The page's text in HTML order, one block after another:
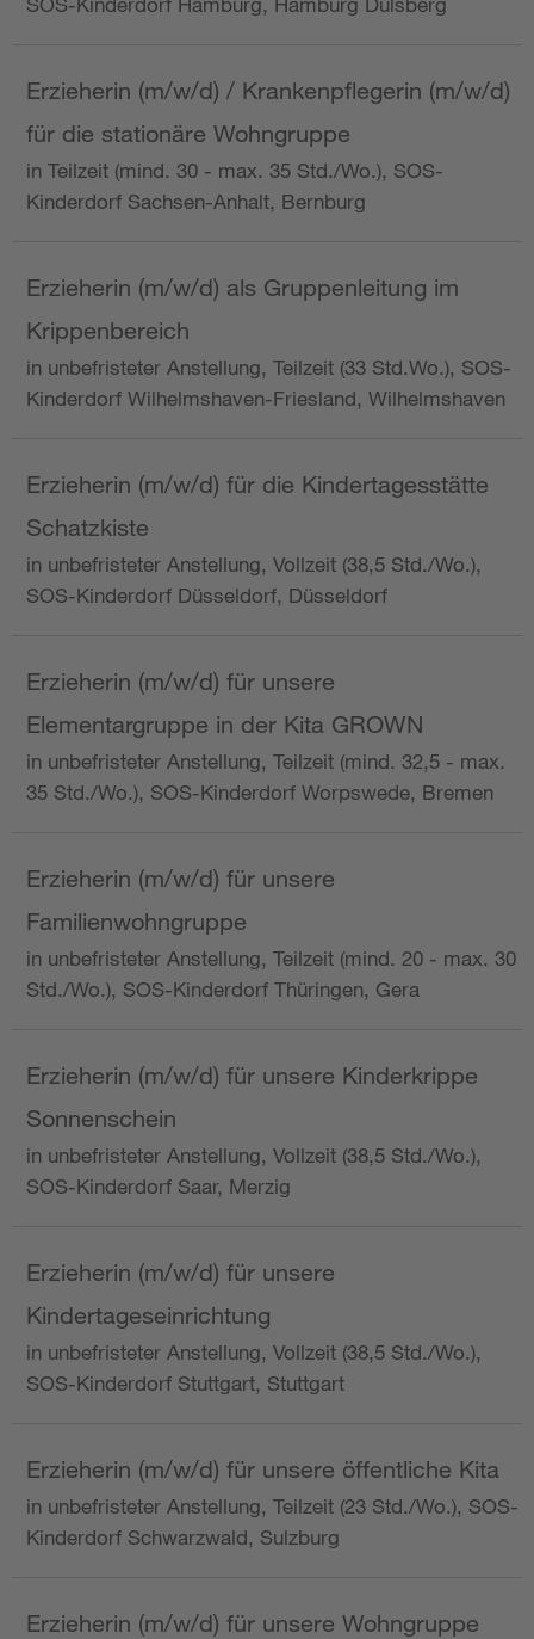
Erzieherin (m/w/d) / Krankenpflegerin (m/w/d)
für die stationäre Wohngruppe
in Teilzeit (mind. 30 - max. 35 Std./Wo.), SOS-
Kinderdorf Sachsen-Anhalt, Bernburg
Erzieherin (m/w/d) als Gruppenleitung im
Krippenbereich
in unbefristeter Anstellung, Teilzeit (33 Std.Wo.), SOS-
Kinderdorf Wilhelmshaven-Friesland, Wilhelmshaven
Erzieherin (m/w/d) für die Kindertagesstätte
Schatzkiste
in unbefristeter Anstellung, Vollzeit (38,5 Std./Wo.),
SOS-Kinderdorf Düsseldorf, Düsseldorf
Erzieherin (m/w/d) für unsere
Elementargruppe in der Kita GROWN
in unbefristeter Anstellung, Teilzeit (mind. 32,5 - max.
35 Std./Wo.), SOS-Kinderdorf Worpswede, Bremen
Erzieherin (m/w/d) für unsere
Familienwohngruppe
in unbefristeter Anstellung, Teilzeit (mind. 20 - max. 30
Std./Wo.), SOS-Kinderdorf Thüringen, Gera
Erzieherin (m/w/d) für unsere Kinderkrippe
Sonnenschein
in unbefristeter Anstellung, Vollzeit (38,5 Std./Wo.),
SOS-Kinderdorf Saar, Merzig
Erzieherin (m/w/d) für unsere
Kindertageseinrichtung
in unbefristeter Anstellung, Vollzeit (38,5 Std./Wo.),
SOS-Kinderdorf Stuttgart, Stuttgart
Erzieherin (m/w/d) für unsere öffentliche Kita
in unbefristeter Anstellung, Teilzeit (23 Std./Wo.), SOS-
Kinderdorf Schwarzwald, Sulzburg
Erzieherin (m/w/d) für unsere Wohngruppe